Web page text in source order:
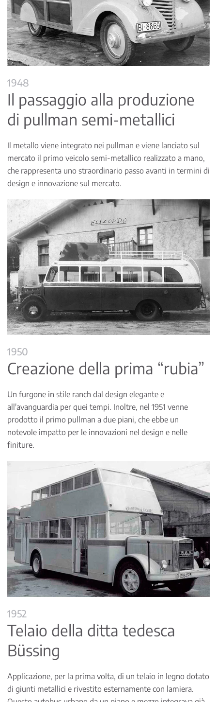
1948
Il passaggio alla produzione
di pullman semi-metallici
Il metallo viene integrato nei pullman e viene lanciato sul
mercato il primo veicolo semi-metallico realizzato a mano,
che rappresenta uno straordinario passo avanti in termini di
design e innovazione sul mercato.
1950
Creazione della prima “rubia”
Un furgone in stile ranch dal design elegante e
all'avanguardia per quei tempi. Inoltre, nel 1951 venne
prodotto il primo pullman a due piani, che ebbe un
notevole impatto per le innovazioni nel design e nelle
finiture.
1952
Telaio della ditta tedesca
Büssing
Applicazione, per la prima volta, di un telaio in legno dotato
di giunti metallici e rivestito esternamente con lamiera.